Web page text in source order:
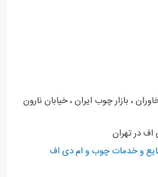
، بازار چوب ایران ، خیابان نارون
اف در تهران
و خدمات چوب و ام دی اف